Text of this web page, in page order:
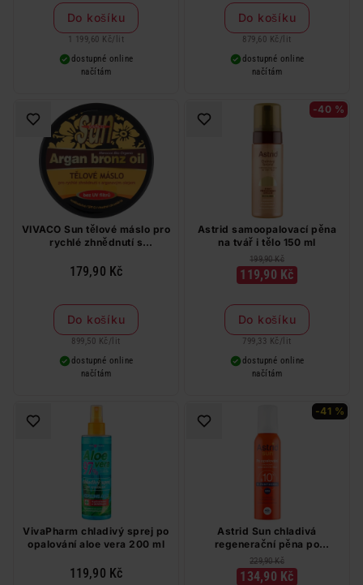
Do košíku
1 199,60 Kč/ lit
dostupné online
načítám
Do košíku
879,60 Kč / lit
dostupné online
načítám
VIVACO Sun tělové máslo pro
rychlé zhnědnutí s
179,90 Kč
Do košíku
899,50 Kč / lit
dostupné online
načítám
-40 %
Astrid samoopalovací pěna
na tvář i tělo 150 ml
199,90 Kč
119,90 Kč
Do košíku
799,33 Kč / lit
dostupné online
načítám
VivaPharm chladivý sprej po
opalování aloe vera 200 ml
119,90 Kč
-41 %
Astrid Sun chladivá
regenerační pěna po
opalování 150 ml
229,90 Kč
134,90 Kč